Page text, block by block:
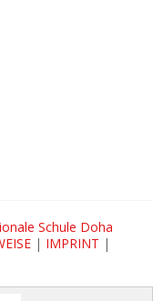
Schule Doha
| IMPRINT |